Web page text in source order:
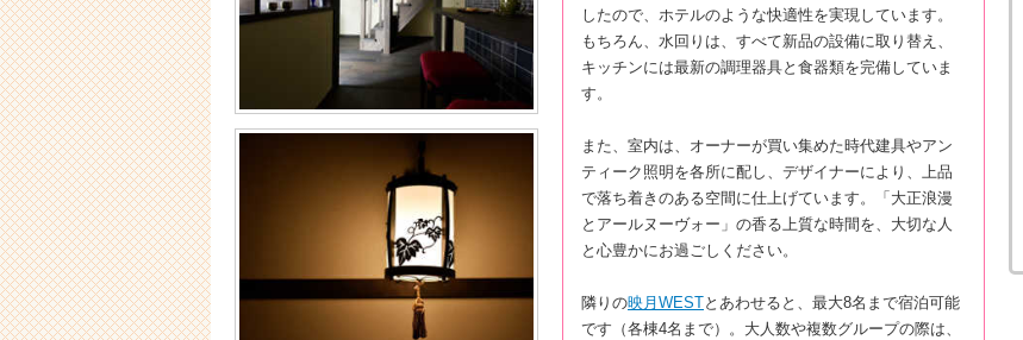
したので、ホテルのような快適性を実現しています。
もちろん、水回りは、すべて新品の設備に取り替え、
キッチンには最新の調理器具と食器類を完備していま
す。
また、室内は、オーナーが買い集めた時代建具やアン
ティーク照明を各所に配し、デザイナーにより、上品
で落ち着きのある空間に仕上げています。「大正浪漫
とアールヌーヴォー」の香る上質な時間を、大切な人
と心豊かにお過ごしください。
隣りの映月WESTとあわせると、最大8名まで宿泊可能
です（各棟4名まで）。大人数や複数グループの際は、